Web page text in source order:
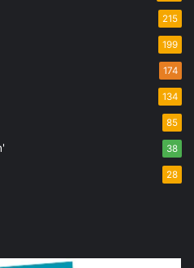
215
199
174
134
85
38
28